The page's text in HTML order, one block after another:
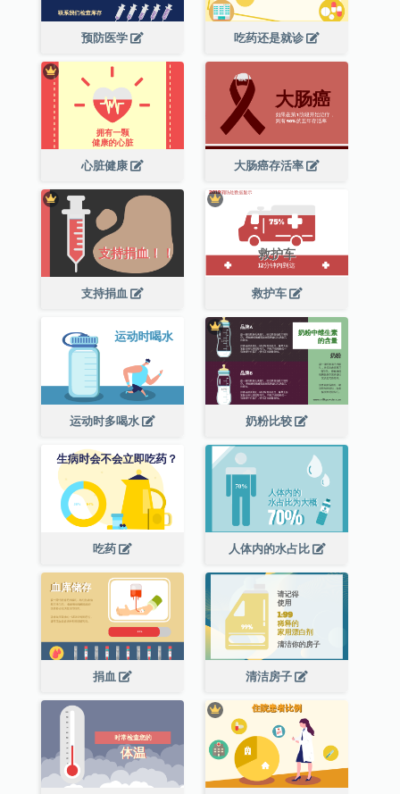
预防医学 吃药还是就诊
心脏健康 大肠癌存活率
支持捐血 救护车
运动时多喝水 奶粉比较
吃药 人体内的水占比
捐血 清洁房子